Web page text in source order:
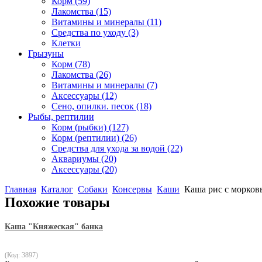
Лакомства (15)
Витамины и минералы (11)
Средства по уходу (3)
Клетки
Грызуны
Корм (78)
Лакомства (26)
Витамины и минералы (7)
Аксессуары (12)
Сено, опилки. песок (18)
Рыбы, рептилии
Корм (рыбки) (127)
Корм (рептилии) (26)
Средства для ухода за водой (22)
Аквариумы (20)
Аксессуары (20)
Главная Каталог Собаки Консервы Каши Каша рис с
Похожие товары
Каша "Княжеская" банка
(Код: 3897)